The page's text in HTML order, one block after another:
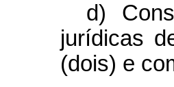
d)
jurídicas
(dois) e